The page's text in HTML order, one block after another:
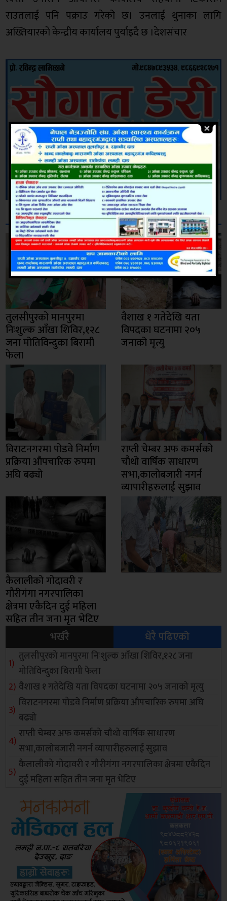
राउतलाई पनि पक्राउ गरेको छ। उनलाई थुनाका लागि
अख्तियारको केन्द्रीय कार्यालय पुर्याइदै छ ।देशसंचार
सम्बन्धित
तुलसीपुरको मानपुरमा
निःशुल्क आँखा शिविर,१२८
जना मोतिविन्दुका बिरामी
फेला
वैशाख १ गतेदेखि यता
विपदका घटनामा २०५
जनाको मृत्यु
विराटनगरमा पोडवे निर्माण
प्रक्रिया औपचारिक रुपमा
अघि बढ्यो
राप्ती चेम्बर अफ कमर्सको
चाैथो वार्षिक साधारण
सभा,कालोबजारी नगर्न
व्यापारीहरुलाई सुझाव
कैलालीको गोदावरी र
गौरीगंगा नगरपालिका
क्षेत्रमा एकैदिन दुई महिला
सहित तीन जना मृत भेटिए
भर्खरै
धेरै पढिएको
तुलसीपुरको मानपुरमा निःशुल्क आँखा शिविर,१२८ जना
मोतिविन्दुका बिरामी फेला
वैशाख १ गतेदेखि यता विपदका घटनामा २०५ जनाको मृत्यु
विराटनगरमा पोडवे निर्माण प्रक्रिया औपचारिक रुपमा अघि
बढ्यो
राप्ती चेम्बर अफ कमर्सको चाैथो वार्षिक साधारण
सभा,कालोबजारी नगर्न व्यापारीहरुलाई सुझाव
कैलालीको गोदावरी र गौरीगंगा नगरपालिका क्षेत्रमा एकैदिन
दुई महिला सहित तीन जना मृत भेटिए